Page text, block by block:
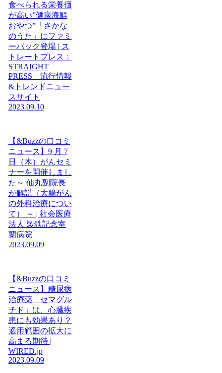
食べられる栄養価
が高い”健康海鮮
おやつ”「さかな
のうた」にファミ
ーパック登場 | ス
トレートプレス：
STRAIGHT
PRESS – 流行情報
&トレンドニュー
スサイト
2023.09.10
【&Buzzの口コミ
ニュース】9 月 7
日（木）がんセミ
ナーを開催しまし
た～ 仙丸副院長
が解説（大腸がん
の外科治療につい
て） ～ | 社会医療
法人 製鉄記念室
蘭病院
2023.09.09
【&Buzzの口コミ
ニュース】糖尿病
治療薬「セマグル
チド」は、心臓疾
患にも効果あり？
適用範囲の拡大に
高まる期待 |
WIRED.jp
2023.09.09